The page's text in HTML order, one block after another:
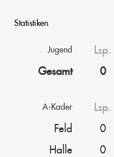
Statistiken
Jugend Lsp.
Gesamt
0
A-Kader Lsp.
Feld
0
Halle
0